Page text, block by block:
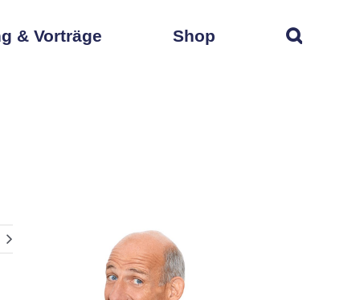
& Vorträge Shop